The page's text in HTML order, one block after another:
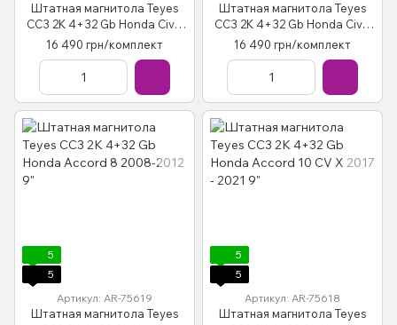
Штатная магнитола Teyes
CC3 2K 4+32 Gb Honda Civic
7 2000-2006 9"
16 490 грн/комплект
Штатная магнитола Teyes
CC3 2K 4+32 Gb Honda Civic
10 FC FK 2015-2020 9"
16 490 грн/комплект
5
5
Артикул: AR-75619
Штатная магнитола Teyes
5
5
Артикул: AR-75618
Штатная магнитола Teyes